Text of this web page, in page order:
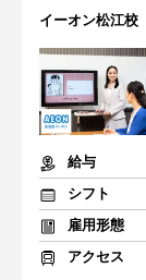
イーオン松江校
給与
シフト
雇用形態
アクセス